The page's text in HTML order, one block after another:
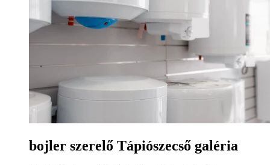
bojler szerelő Tápiószecső galéria